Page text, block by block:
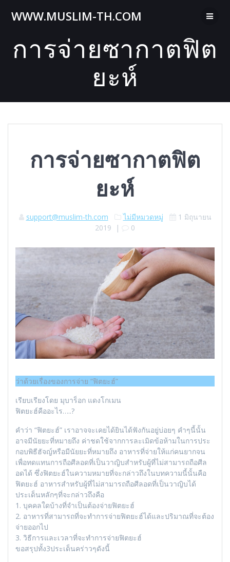
to
WWW.MUSLIM-TH.COM
การจ่ายซากาตฟิต
ยะห์
การจ่ายซากาตฟิต
ยะห์
support@muslim-th.com ไม่มีหมวดหมู่
1 มิถุนายน
2019 | 0
ว่าด้วยเรื่องของการจ่าย “ฟิตยะฮ์”
เรียบเรียงโดย มุบาร็อก แดงโกเมน
ฟิตยะฮ์คืออะไร…..?
คำว่า “ฟิตยะฮ์” เราอาจจะเคยได้ยินได้ฟังกันอยู่บ่อยๆ คำๆนี้นั้น
อาจมีนัยยะที่หมายถึง ค่าชดใช้จากการละเมิดข้อห้ามในการประ
กอบพิธีฮัจญ์หรือมีนัยยะที่หมายถึง อาหารที่จ่ายให้แก่คนยากจน
เพื่อทดแทนการถือศีลอดที่เป็นวาญิบสำหรับผู้ที่ไม่สามารถถือศีล
อดได้ ซึ่งฟิตยะฮ์ในความหมายที่จะกล่าวถึงในบทความนี้นั้นคือ
ฟิตยะฮ์ อาหารสำหรับผู้ที่ไม่สามารถถือศีลอดที่เป็นวาญิบได้
ประเด็นหลักๆที่จะกล่าวถึงคือ
1. บุคคลใดบ้างที่จำเป็นต้องจ่ายฟิตยะฮ์
2. อาหารที่สามารถที่จะทำการจ่ายฟิตยะฮ์ได้และปริมาณที่จะต้อง
จ่ายออกไป
3. วิธีการและเวลาที่จะทำการจ่ายฟิตยะฮ์
ขอสรุปทั้ง3ประเด็นคร่าวๆดังนี้